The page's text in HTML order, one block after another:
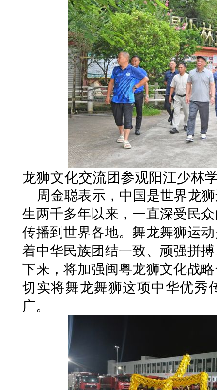
龙狮文化交流团参观阳江少林
周金聪表示，中国是世界龙
生两千多年以来，一直深受民
传播到世界各地。舞龙舞狮运
着中华民族团结一致、顽强拼
下来，将加强闽粤龙狮文化战
切实将舞龙舞狮这项中华优秀
广。